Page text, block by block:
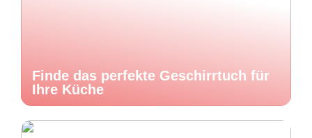
Finde das perfekte Geschirrtuch für
Ihre Küche